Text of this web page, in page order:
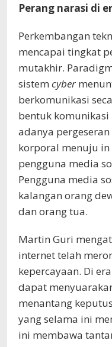
Perang narasi di
Perkembangan
mencapai tingkat
mutakhir.
sistem cyber
berkomunikasi
bentuk
adanya
korporal menuju
pengguna media
Pengguna media
kalangan orang
dan orang tua.
Martin Guri
internet telah
kepercayaan. Di
dapat
menantang
yang selama ini
ini membawa